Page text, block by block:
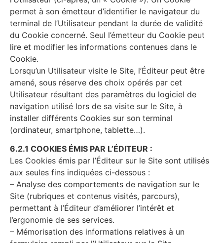
permet à son émetteur d’identifier le navigateur du
terminal de l’Utilisateur pendant la durée de validité
du Cookie concerné. Seul l’émetteur du Cookie peut
lire et modifier les informations contenues dans le
Cookie.
Lorsqu’un Utilisateur visite le Site, l’Éditeur peut être
amené, sous réserve des choix opérés par cet
Utilisateur résultant des paramètres du logiciel de
navigation utilisé lors de sa visite sur le Site, à
installer différents Cookies sur son terminal
(ordinateur, smartphone, tablette…).
6.2.1 COOKIES ÉMIS PAR L’ÉDITEUR :
Les Cookies émis par l’Éditeur sur le Site sont utilisés
aux seules fins indiquées ci-dessous :
– Analyse des comportements de navigation sur le
Site (rubriques et contenus visités, parcours),
permettant à l’Éditeur d’améliorer l’intérêt et
l’ergonomie de ses services.
– Mémorisation des informations relatives à un